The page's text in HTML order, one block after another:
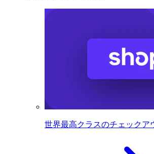
世界最高クラスのチェックア